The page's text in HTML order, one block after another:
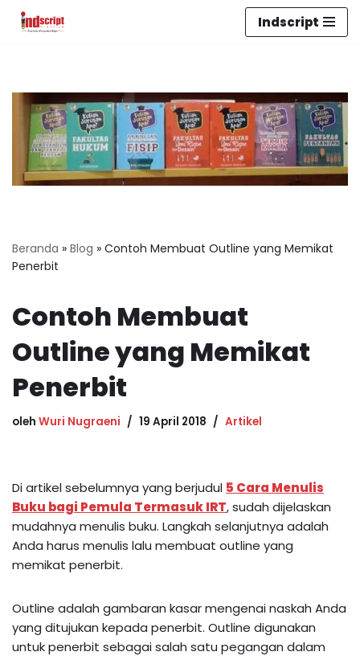
Indscript
Beranda » Blog » Contoh Membuat Outline yang Memikat
Penerbit
Contoh Membuat
Outline yang Memikat
Penerbit
oleh Wuri Nugraeni 19 April 2018 Artikel
Di artikel sebelumnya yang berjudul 5 Cara Menulis
Buku bagi Pemula Termasuk IRT, sudah dijelaskan
mudahnya menulis buku. Langkah selanjutnya adalah
Anda harus menulis lalu membuat outline yang
memikat penerbit.
Outline adalah gambaran kasar mengenai naskah Anda
yang ditujukan kepada penerbit. Outline digunakan
untuk penerbit sebagai salah satu pegangan dalam